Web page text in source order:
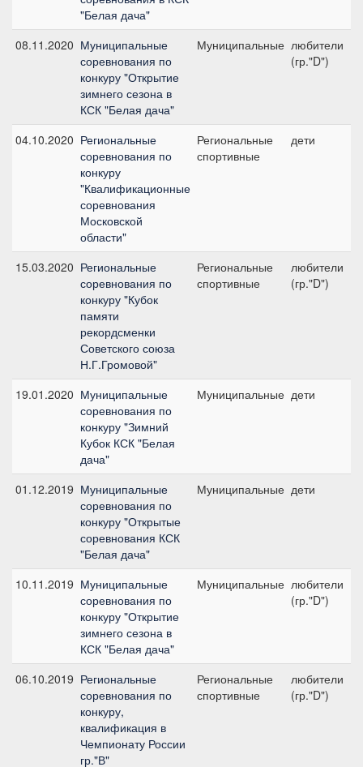
"Белая дача"
08.11.2020 Муниципальные
соревнования по
конкуру "Открытие
зимнего сезона в
КСК "Белая дача"
Муниципальные любители
(гр."D")
04.10.2020 Региональные
соревнования по
конкуру
"Квалификационные
соревнования
Московской
области"
Региональные
спортивные
дети
15.03.2020 Региональные
соревнования по
конкуру "Кубок
памяти
рекордсменки
Советского союза
Н.Г.Громовой"
Региональные
спортивные
любители
(гр."D")
19.01.2020 Муниципальные
соревнования по
конкуру "Зимний
Кубок КСК "Белая
дача"
Муниципальные дети
01.12.2019 Муниципальные
соревнования по
конкуру "Открытые
соревнования КСК
"Белая дача"
Муниципальные дети
10.11.2019 Муниципальные
соревнования по
конкуру "Открытие
зимнего сезона в
КСК "Белая дача"
Муниципальные любители
(гр."D")
06.10.2019 Региональные
соревнования по
конкуру,
квалификация в
Чемпионату России
гр."В"
Региональные
спортивные
любители
(гр."D")